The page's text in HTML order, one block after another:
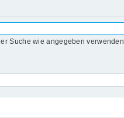
Suche wie angegeben verwenden